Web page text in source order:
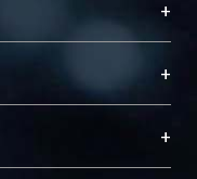
+
永久珍藏及向國際
能量，圖書館整合
）不同功能平
。期能整合研
+
+